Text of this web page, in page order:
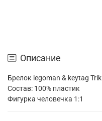
Описание
Брелок legoman & keytag Trik
Состав: 100% пластик
Фигурка человечка 1:1